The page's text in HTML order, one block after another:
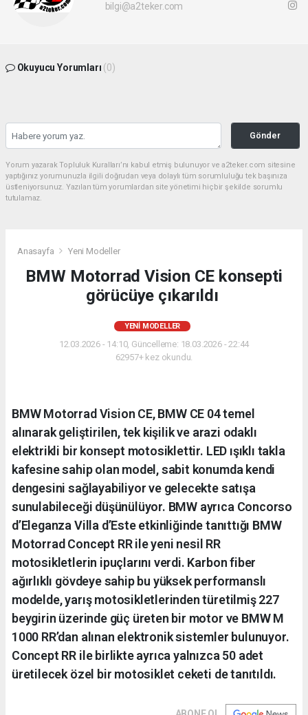
bilgi@a2teker.com
Okuyucu Yorumları (0)
Gönder
Yorum yazarak Topluluk Kuralları’nı kabul etmiş bulunuyor ve a2teker.com sitesine
yaptığınız yorumunuzla ilgili doğrudan veya dolaylı tüm sorumluluğu tek başınıza
üstleniyorsunuz. Yazılan tüm yorumlardan site yönetimi hiçbir şekilde sorumlu
tutulamaz.
Anasayfa Yeni Modeller
BMW Motorrad Vision CE konsepti
görücüye çıkarıldı
YENI MODELLER
12.03.2026 - 14:10, Güncelleme: 18.03.2026 - 22:44
62957+ kez okundu.
BMW Motorrad Vision CE, BMW CE 04 temel
alınarak geliştirilen, tek kişilik ve arazi odaklı
elektrikli bir konsept motosiklettir. LED ışıklı takla
kafesine sahip olan model, sabit konumda kendi
dengesini sağlayabiliyor ve gelecekte satışa
sunulabileceği düşünülüyor. BMW ayrıca Concorso
d’Eleganza Villa d’Este etkinliğinde tanıttığı BMW
Motorrad Concept RR ile yeni nesil RR
motosikletlerin ipuçlarını verdi. Karbon fiber
ağırlıklı gövdeye sahip bu yüksek performanslı
modelde, yarış motosikletlerinden türetilmiş 227
beygirin üzerinde güç üreten bir motor ve BMW M
1000 RR’dan alınan elektronik sistemler bulunuyor.
Concept RR ile birlikte ayrıca yalnızca 50 adet
üretilecek özel bir motosiklet ceketi de tanıtıldı.